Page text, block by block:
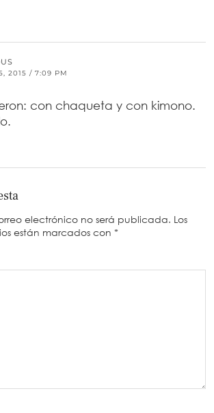
2015 / 7:09 PM
con chaqueta y con kimono.
electrónico no será publicada. Los
están marcados con *